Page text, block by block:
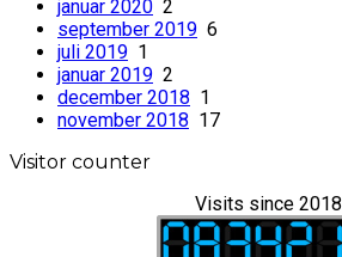
januar 2020 2
september 2019 6
juli 2019 1
januar 2019 2
december 2018 1
november 2018 17
Visitor counter
Visits since 2018